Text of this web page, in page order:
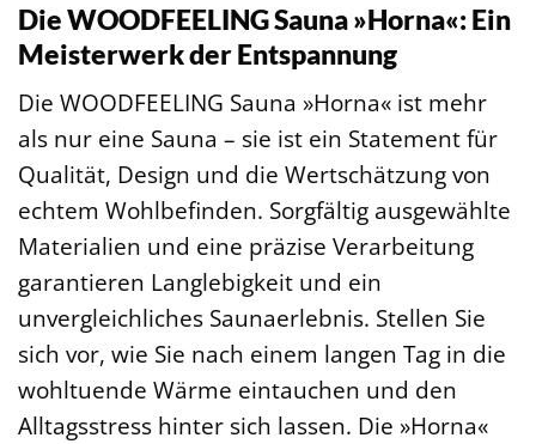
Die WOODFEELING Sauna »Horna«: Ein
Meisterwerk der Entspannung
Die WOODFEELING Sauna »Horna« ist mehr
als nur eine Sauna – sie ist ein Statement für
Qualität, Design und die Wertschätzung von
echtem Wohlbefinden. Sorgfältig ausgewählte
Materialien und eine präzise Verarbeitung
garantieren Langlebigkeit und ein
unvergleichliches Saunaerlebnis. Stellen Sie
sich vor, wie Sie nach einem langen Tag in die
wohltuende Wärme eintauchen und den
Alltagsstress hinter sich lassen. Die »Horna«